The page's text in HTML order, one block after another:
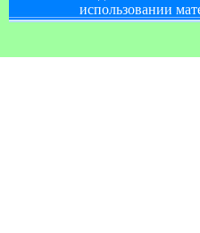
использовании